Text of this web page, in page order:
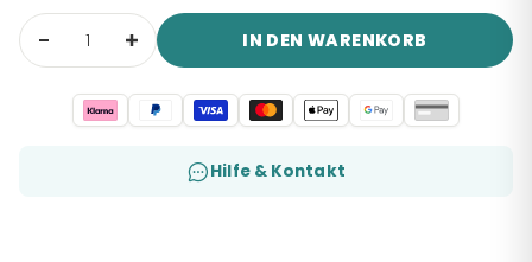
IN DEN WARENKORB
Hilfe & Kontakt